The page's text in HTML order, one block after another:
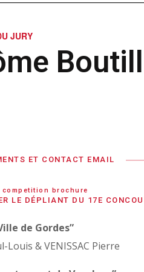
JURY
ET CONTACT EMAIL
brochure
LE DÉPLIANT DU 17E
de Gordes”
Louis & VENISSAC Pierre